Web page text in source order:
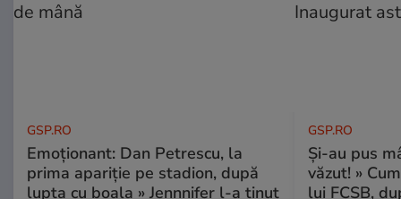
GSP.RO
Emoționant: Dan Petrescu, la
prima apariție pe stadion, după
lupta cu boala » Jennnifer l-a ținut
GSP.RO
Și-au pus
văzut! »
lui FCSB,